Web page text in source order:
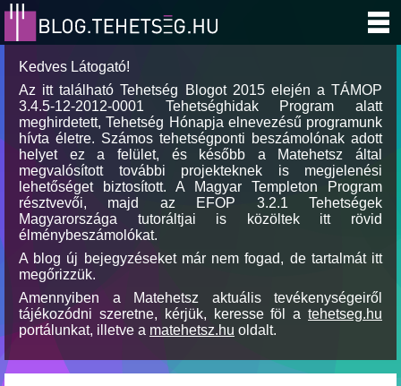
Kedves Látogató!
Az itt található Tehetség Blogot 2015 elején a TÁMOP
3.4.5-12-2012-0001 Tehetséghidak Program alatt
meghirdetett, Tehetség Hónapja elnevezésű programunk
hívta életre. Számos tehetségponti beszámolónak adott
helyet ez a felület, és később a Matehetsz által
megvalósított további projekteknek is megjelenési
lehetőséget biztosított. A Magyar Templeton Program
résztvevői, majd az EFOP 3.2.1 Tehetségek
Magyarországa tutoráltjai is közöltek itt rövid
élménybeszámolókat.
A blog új bejegyzéseket már nem fogad, de tartalmát itt
megőrizzük.
Amennyiben a Matehetsz aktuális tevékenységeiről
tájékozódni szeretne, kérjük, keresse föl a tehetseg.hu
portálunkat, illetve a matehetsz.hu oldalt.